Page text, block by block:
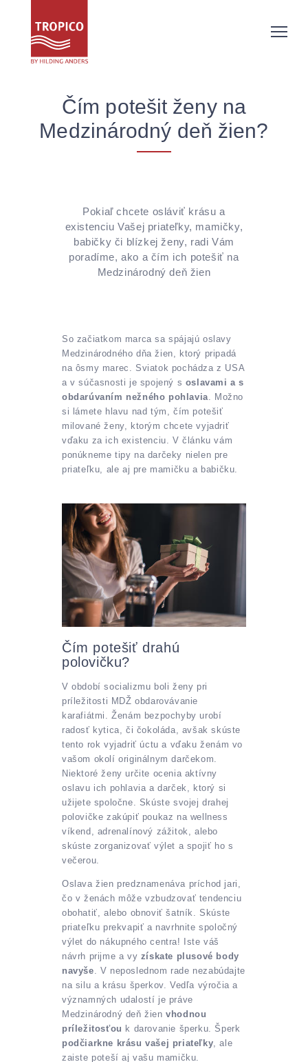
Čím potešit ženy na
Medzinárodný deň žien?
Pokiaľ chcete osláviť krásu a
existenciu Vašej priateľky, mamičky,
babičky či blízkej ženy, radi Vám
poradíme, ako a čím ich potešiť na
Medzinárodný deň žien
So začiatkom marca sa spájajú oslavy
Medzinárodného dňa žien, ktorý pripadá
na ôsmy marec. Sviatok pochádza z USA
a v súčasnosti je spojený s oslavami a s
obdarúvaním nežného pohlavia. Možno
si lámete hlavu nad tým, čím potešiť
milované ženy, ktorým chcete vyjadriť
vďaku za ich existenciu. V článku vám
ponúkneme tipy na darčeky nielen pre
priateľku, ale aj pre mamičku a babičku.
Čím potešiť drahú
polovičku?
V období socializmu boli ženy pri
príležitosti MDŽ obdarovávanie
karafiátmi. Ženám bezpochyby urobí
radosť kytica, či čokoláda, avšak skúste
tento rok vyjadriť úctu a vďaku ženám vo
vašom okolí originálnym darčekom.
Niektoré ženy určite ocenia aktívny
oslavu ich pohlavia a darček, ktorý si
užijete spoločne. Skúste svojej drahej
polovičke zakúpiť poukaz na wellness
víkend, adrenalínový zážitok, alebo
skúste zorganizovať výlet a spojiť ho s
večerou.
Oslava žien predznamenáva príchod jari,
čo v ženách môže vzbudzovať tendenciu
obohatiť, alebo obnoviť šatník. Skúste
priateľku prekvapiť a navrhnite spoločný
výlet do nákupného centra! Iste váš
návrh prijme a vy získate plusové body
navyše . V neposlednom rade nezabúdajte
na silu a krásu šperkov. Vedľa výročia a
významných udalostí je práve
Medzinárodný deň žienvhodnou
príležitosťou k darovanie šperku. Šperk
podčiarkne krásu vašej priateľky , ale
zaiste poteší aj vašu mamičku.